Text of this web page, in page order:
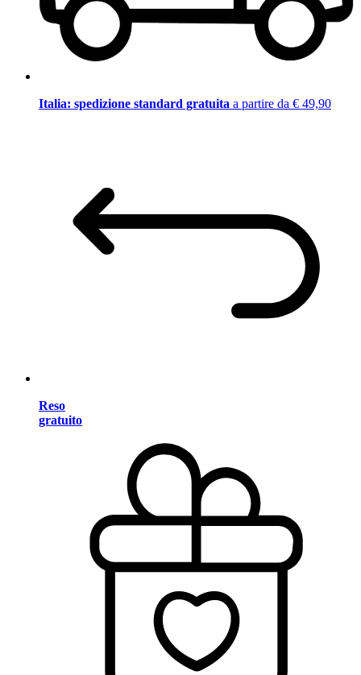
Italia: spedizione standard gratuita a partire da € 49,90
Reso
gratuito